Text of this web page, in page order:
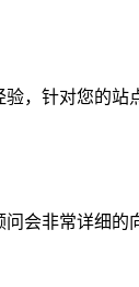
，针对您的
会非常详细